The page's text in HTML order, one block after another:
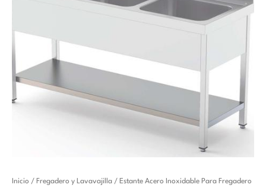
Inicio / Fregadero y Lavavajilla / Estante Acero Inoxidable Para Fregadero
El
El
Estante